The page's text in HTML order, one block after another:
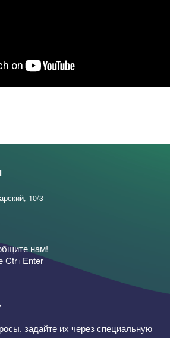
10/3
нам!
Ctr+Enter
задайте их через специальную